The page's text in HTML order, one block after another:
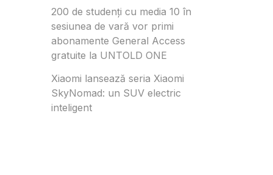
200 de studenți cu media 10 în
sesiunea de vară vor primi
abonamente General Access
gratuite la UNTOLD ONE
Xiaomi lansează seria Xiaomi
SkyNomad: un SUV electric
inteligent